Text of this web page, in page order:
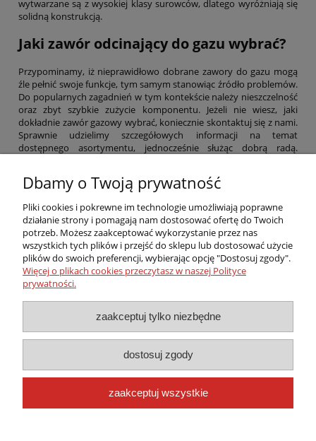
wytwarzane są z wysokiej klasy surowców, dlatego wyróżniają się
solidną konstrukcją.
Jaki zawór odcinający do gazu wybrać?
Przypominamy, iż nieprawidłowo dobrane zawory do gazu mogą
źle pełnić swoje funkcje, tym samym stanowiąc źródło problemów.
Do popularnych zagadnień w tym kontekście należy nieszczelność
oraz zbyt szybkie zużycie komponentu. Jeżeli nie wiesz, jaki
dokładnie zawór gazowy wybrać, koniecznie skontaktuj się z nami.
Sprawnie udzielimy szczegółowych informacji na temat
dostępnego asortymentu, jednocześnie służąc dobrą radą.
deklaracje zgodności. To źródło szczegółowych informacji, które
produktu. Wybierając zawory gazowe z naszej oferty, masz
pewność, że sięgasz po sprzęt z górnej półki, którego domeną jest
bezawaryjna praca, szczelność oraz prosta obsługa.
Pomoc
Moje konto
Płatności i dostawa
Informacje
Dbamy o Twoją prywatność
Pliki cookies i pokrewne im technologie umożliwiają poprawne
działanie strony i pomagają nam dostosować ofertę do Twoich
potrzeb. Możesz zaakceptować wykorzystanie przez nas
wszystkich tych plików i przejść do sklepu lub dostosować użycie
plików do swoich preferencji, wybierając opcję "Dostosuj zgody".
Więcej o plikach cookies przeczytasz w naszej Polityce
prywatności.
zaakceptuj tylko niezbędne
dostosuj zgody
zaakceptuj wszystkie